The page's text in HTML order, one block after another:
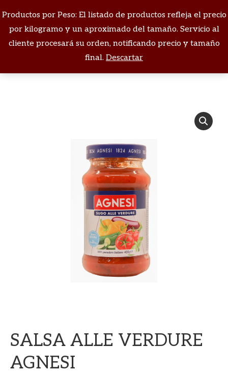
Productos por Peso: El listado de productos refleja el precio
por kilogramo y un aproximado del tamaño. Servicio al
cliente procesará su orden, notificando precio y tamaño
final. Descartar
Buscar:
Estás aquí:
SALSA ALLE VERDURE
AGNESI